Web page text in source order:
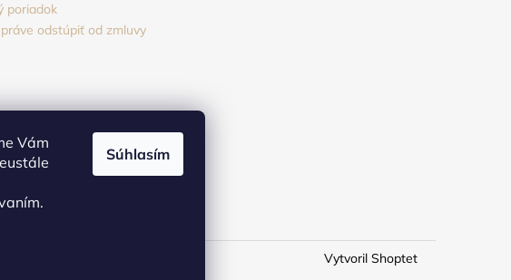
Vám
Súhlasím
poriadok
odstúpiť od zmluvy
Vytvoril Shoptet